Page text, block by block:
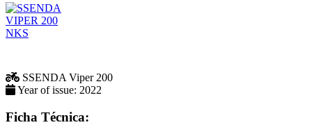
SSENDA Viper 200
Year of issue: 2022
Ficha Técnica: